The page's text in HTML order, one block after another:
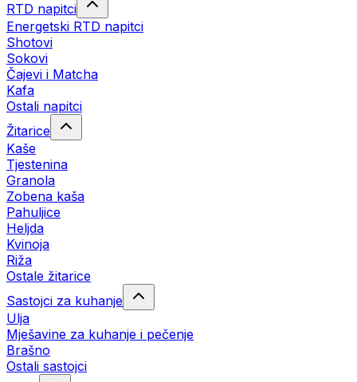
RTD napitci
Energetski RTD napitci
Shotovi
Sokovi
Čajevi i Matcha
Kafa
Ostali napitci
Žitarice
Kaše
Tjestenina
Granola
Zobena kaša
Pahuljice
Heljda
Kvinoja
Riža
Ostale žitarice
Sastojci za kuhanje
Ulja
Mješavine za kuhanje i pečenje
Brašno
Ostali sastojci